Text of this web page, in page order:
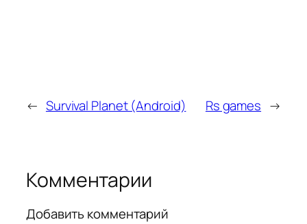
← Survival Planet (Android) Rs games →
Комментарии
Добавить комментарий